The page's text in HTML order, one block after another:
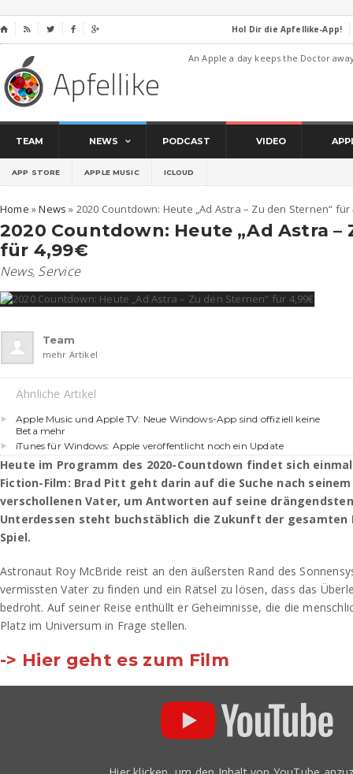
⌂     Hol Dir die Apfellike-App!
An Apple a day keeps the Doctor
TEAM NEWS PODCAST VIDEO
APP STORE APPLE MUSIC ICLOUD
Home »News » 2020 Countdown: Heute „Ad Astra – Zu den Sternen“ für
2020 Countdown: Heute „Ad Astra –
für 4,99€
News, Service
Team
mehr Artikel
Ähnliche Artikel
Apple Music und Apple TV: Neue Windows-App sind offiziell keine
Beta mehr
iTunes für Windows: Apple veröffentlicht noch ein Update
Heute im Programm des 2020-Countdown findet sich
Fiction-Film: Brad Pitt geht darin auf die Suche nach
verschollenen Vater, um Antworten auf seine
Unterdessen steht buchstäblich die Zukunft der gesamten
Spiel.
Astronaut Roy McBride reist an den äußersten Rand des
vermissten Vater zu finden und ein Rätsel zu lösen, dass das
bedroht. Auf seiner Reise enthüllt er Geheimnisse, die die
Platz im Universum in Frage stellen.
-> Hier geht es zum Film